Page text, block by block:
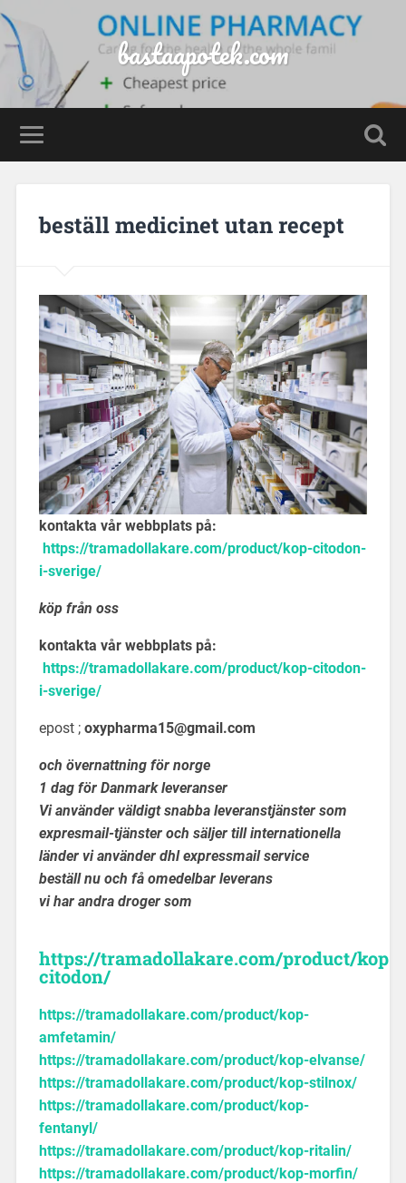
bastaapotek.com
beställ medicinet utan recept
kontakta vår webbplats på:
https://tramadollakare.com/product/kop-citodon-
i-sverige/
köp från oss
kontakta vår webbplats på:
https://tramadollakare.com/product/kop-citodon-
i-sverige/
epost ; oxypharma15@gmail.com
och övernattning för norge
1 dag för Danmark leveranser
Vi använder väldigt snabba leveranstjänster som
expresmail-tjänster och säljer till internationella
länder vi använder dhl expressmail service
beställ nu och få omedelbar leverans
vi har andra droger som
https://tramadollakare.com/product/kop-
citodon/
https://tramadollakare.com/product/kop-
amfetamin/
https://tramadollakare.com/product/kop-elvanse/
https://tramadollakare.com/product/kop-stilnox/
https://tramadollakare.com/product/kop-
fentanyl/
https://tramadollakare.com/product/kop-ritalin/
https://tramadollakare.com/product/kop-morfin/